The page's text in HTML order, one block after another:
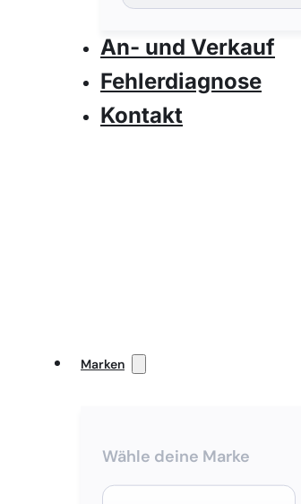
An- und Verkauf
Fehlerdiagnose
Kontakt
Marken
Wähle deine Marke